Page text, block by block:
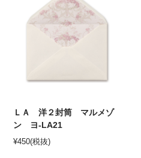
ＬＡ 洋２封筒 マルメゾ
ン ヨ-LA21
¥450(税抜)